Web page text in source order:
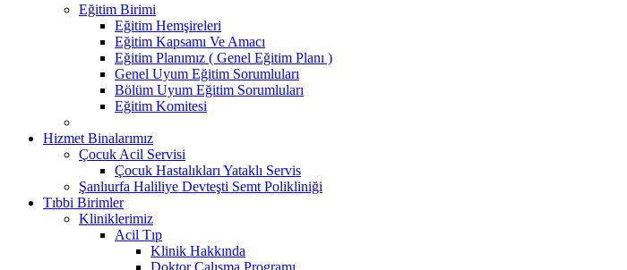
Eğitim Birimi
Eğitim Hemşireleri
Eğitim Kapsamı Ve Amacı
Eğitim Planımız ( Genel Eğitim Planı )
Genel Uyum Eğitim Sorumluları
Bölüm Uyum Eğitim Sorumluları
Eğitim Komitesi
Hizmet Binalarımız
Çocuk Acil Servisi
Çocuk Hastalıkları Yataklı Servis
Şanlıurfa Haliliye Devteşti Semt Polikliniği
Tıbbi Birimler
Kliniklerimiz
Acil Tıp
Klinik Hakkında
Doktor Çalışma Programı